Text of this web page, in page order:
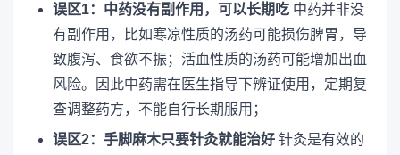
误区1：中药没有副作用，可以长期吃 中药并非没
有副作用，比如寒凉性质的汤药可能损伤脾胃，导
致腹泻、食欲不振；活血性质的汤药可能增加出血
风险。因此中药需在医生指导下辨证使用，定期复
查调整药方，不能自行长期服用；
误区2：手脚麻木只要针灸就能治好 针灸是有效的